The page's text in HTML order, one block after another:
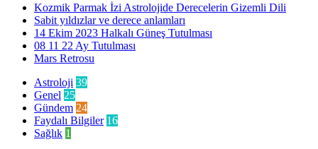
Kozmik Parmak İzi Astrolojide Derecelerin Gizemli Dili
Sabit yıldızlar ve derece anlamları
14 Ekim 2023 Halkalı Güneş Tutulması
08 11 22 Ay Tutulması
Mars Retrosu
Astroloji 39
Genel 25
Gündem 24
Faydalı Bilgiler 16
Sağlık 1